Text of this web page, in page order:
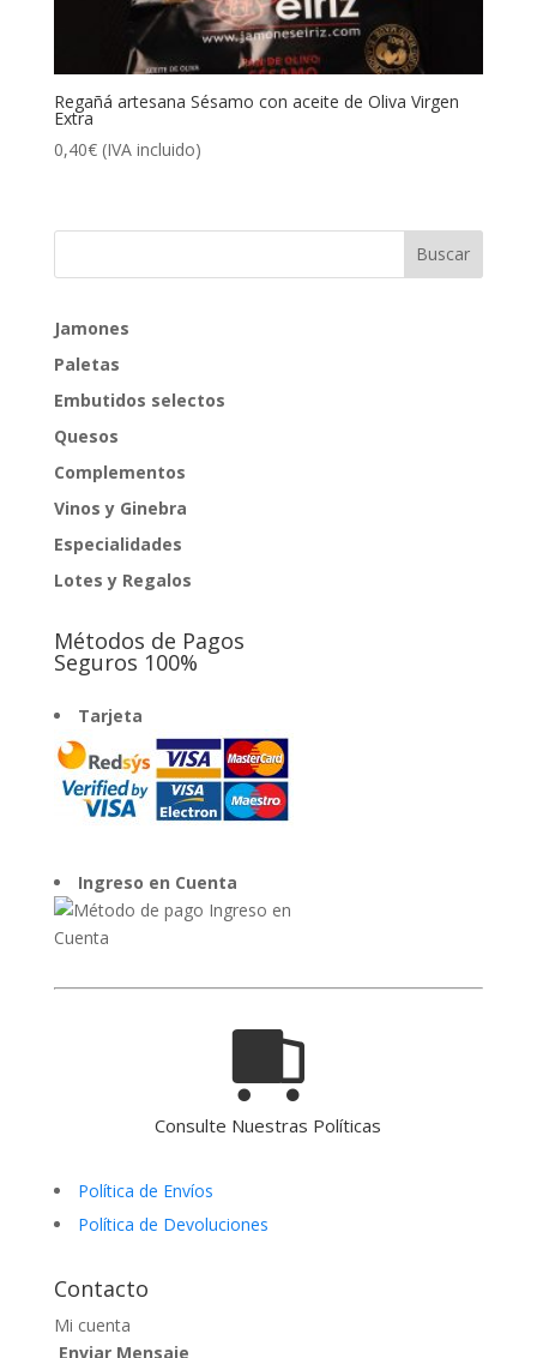
Regañá artesana Sésamo con aceite de Oliva Virgen
Extra
0,40€ (IVA incluido)
Jamones
Paletas
Embutidos selectos
Quesos
Complementos
Vinos y Ginebra
Especialidades
Lotes y Regalos
Métodos de Pagos
Seguros 100%
Tarjeta
Ingreso en Cuenta
Consulte Nuestras Políticas
Política de Envíos
Política de Devoluciones
Contacto
Mi cuenta
Enviar Mensaje